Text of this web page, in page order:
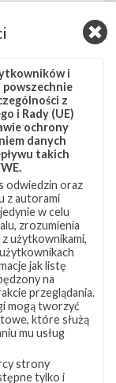
i
powszechnie
z
i Rady (UE)
ochrony
danych
takich
odwiedzin oraz
z autorami
w celu
zrozumienia
użytkownikami,
jak listę
na
przeglądania.
mogą tworzyć
które służą
mu usług
strony
tylko i